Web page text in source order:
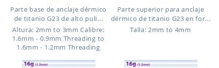
Parte base de anclaje dérmico
de titanio G23 de alto puli...
Altura: 2mm to 3mm Calibre:
1.6mm - 0.9mm Threading to
1.6mm - 1.2mm Threading
Parte superior para anclaje
dérmico de titanio G23 en for...
Talla: 2mm to 4mm